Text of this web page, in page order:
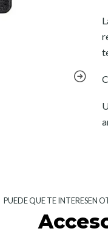
PUEDE QUE TE INTERESEN